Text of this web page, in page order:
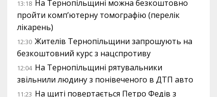
13:18 На Тернопільщині можна безкоштовно
пройти комп’ютерну томографію (перелік
лікарень)
12:30 Жителів Тернопільщини запрошують на
безкоштовний курс з нацспротиву
12:04 На Тернопільщині рятувальники
звільнили людину з понівеченого в ДТП авто
11:23 На щиті повертається Петро Федів з